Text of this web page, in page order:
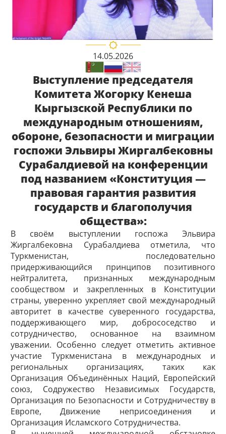
14.05.2026
Выступление председателя
Комитета Жогорку Кенеша
Кыргызской Республики по
международным отношениям,
обороне, безопасности и миграции
госпожи Эльвиры Жиргалбековны
Сурабалдиевой на конференции
под названием «Конституция —
правовая гарантия развития
государств и благополучия
общества»:
В своём выступлении госпожа Эльвира
Жиргалбековна Сурабалдиева отметила, что
Туркменистан, последовательно
придерживающийся принципов позитивного
нейтралитета, признанных международным
сообществом и закрепленных в Конституции
страны, уверенно укрепляет свой международный
авторитет в качестве суверенного государства,
поддерживающего мир, добрососедство и
сотрудничество, основанное на взаимном
уважении. Особенно следует отметить активное
участие Туркменистана в международных и
региональных организациях, таких как
Организация Объединённых Наций, Европейский
союз, Содружество Независимых Государств,
Организация по Безопасности и Сотрудничеству в
Европе, Движение неприсоединения и
Организация Исламского Сотрудничества.